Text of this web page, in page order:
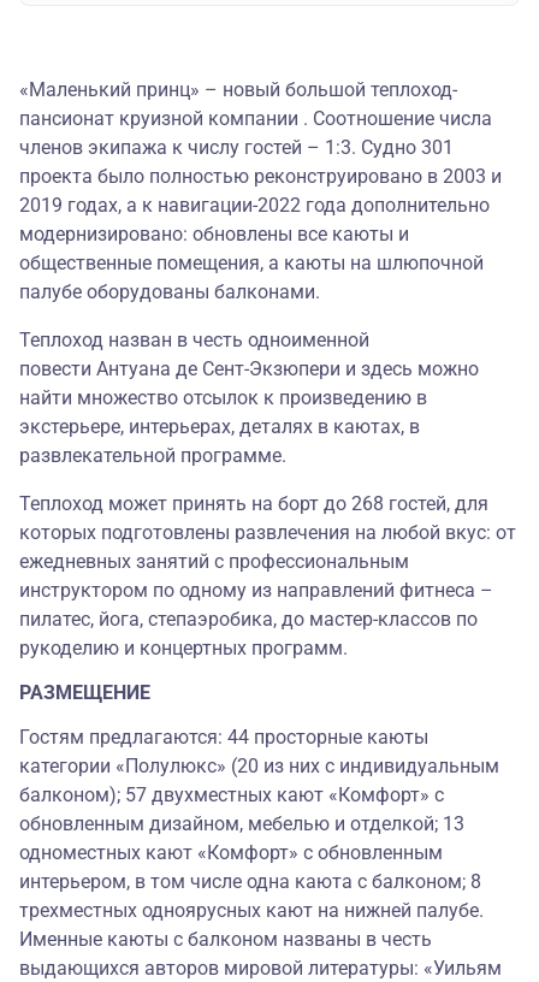
«Маленький принц» – новый большой теплоход-
пансионат круизной компании . Соотношение числа
членов экипажа к числу гостей – 1:3. Судно 301
проекта было полностью реконструировано в 2003 и
2019 годах, а к навигации-2022 года дополнительно
модернизировано: обновлены все каюты и
общественные помещения, а каюты на шлюпочной
палубе оборудованы балконами.
Теплоход назван в честь одноименной
повести Антуана де Сент-Экзюпери и здесь можно
найти множество отсылок к произведению в
экстерьере, интерьерах, деталях в каютах, в
развлекательной программе.
Теплоход может принять на борт до 268 гостей, для
которых подготовлены развлечения на любой вкус: от
ежедневных занятий с профессиональным
инструктором по одному из направлений фитнеса –
пилатес, йога, степаэробика, до мастер-классов по
рукоделию и концертных программ.
РАЗМЕЩЕНИЕ
Гостям предлагаются: 44 просторные каюты
категории «Полулюкс» (20 из них с индивидуальным
балконом); 57 двухместных кают «Комфорт» с
обновленным дизайном, мебелью и отделкой; 13
одноместных кают «Комфорт» с обновленным
интерьером, в том числе одна каюта с балконом; 8
трехместных одноярусных кают на нижней палубе.
Именные каюты с балконом названы в честь
выдающихся авторов мировой литературы: «Уильям